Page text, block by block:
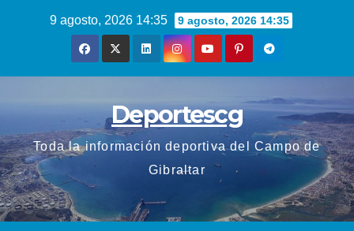
9 agosto, 2026 14:35 9 agosto, 2026 14:35
Deportescg
Toda la información deportiva del Campo de
Gibraltar